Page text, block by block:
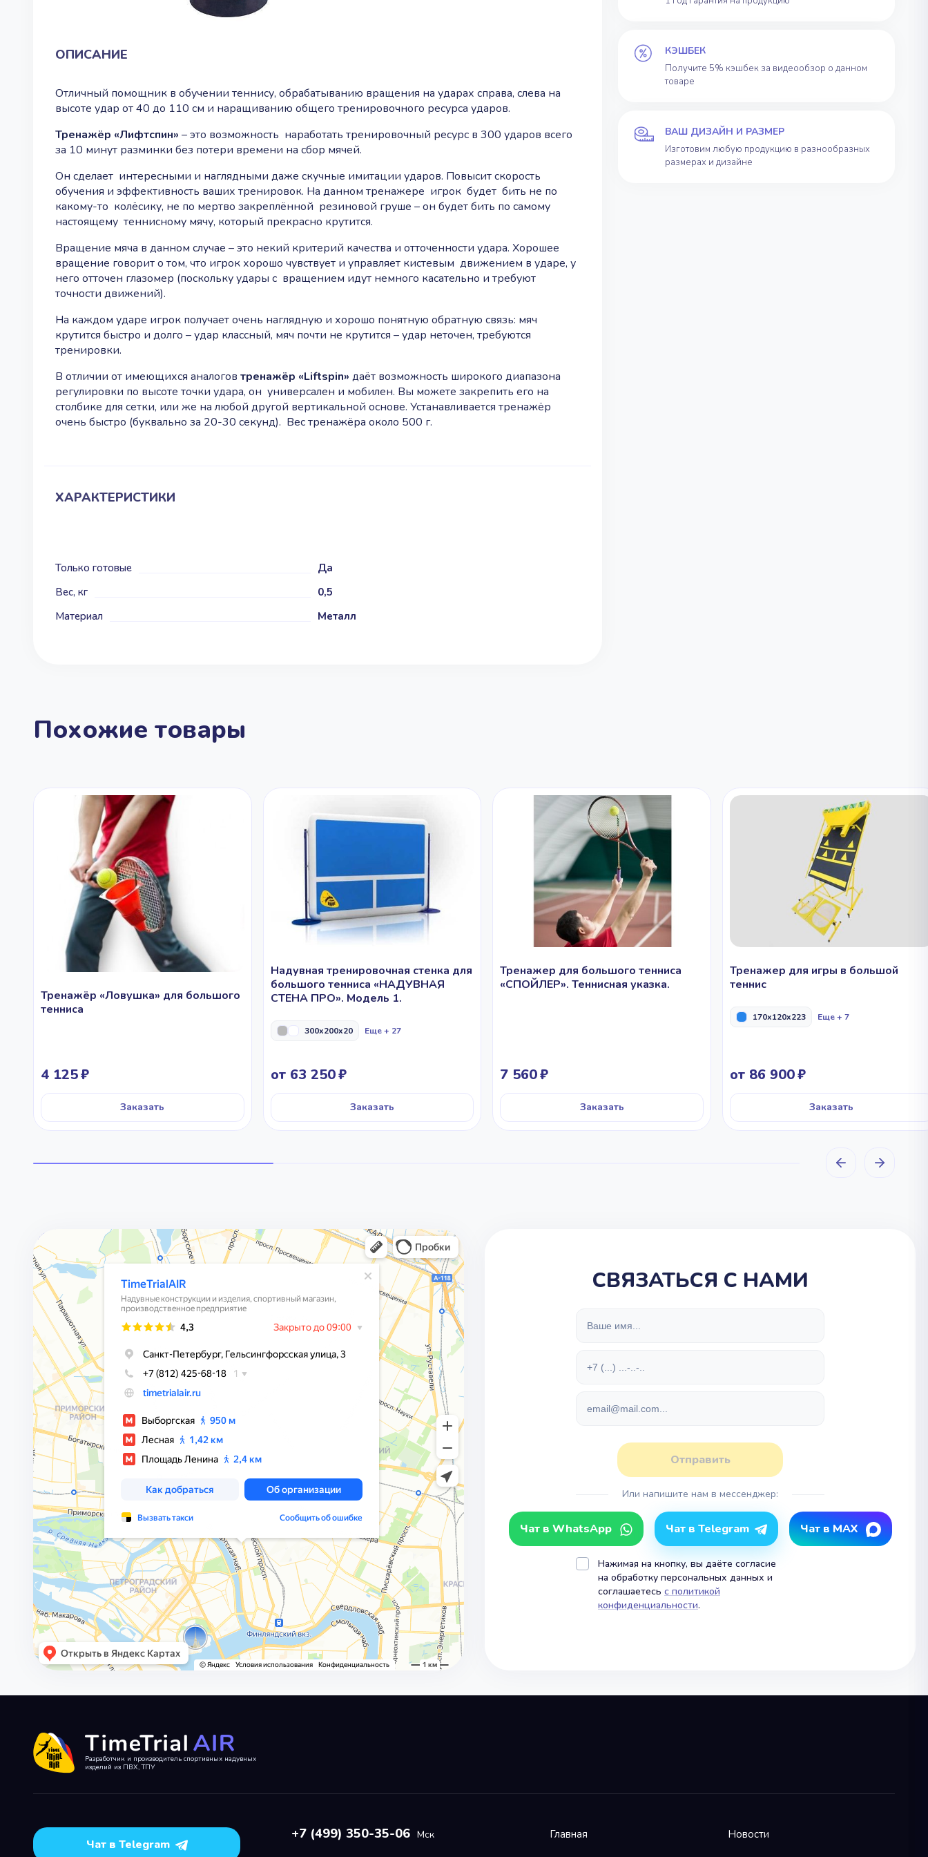
КЭШБЕК
Получите 5% кэшбек за видеообзор о данном
товаре
ВАШ ДИЗАЙН И РАЗМЕР
Изготовим любую продукцию в разнообразных
размерах и дизайне
ОПИСАНИЕ
Отличный помощник в обучении теннису, обрабатыванию вращения на ударах справа, слева на
высоте удар от 40 до 110 см и наращиванию общего тренировочного ресурса ударов.
Тренажёр «Лифтспин» – это возможность наработать тренировочный ресурс в 300 ударов всего
за 10 минут разминки без потери времени на сбор мячей.
Он сделает интересными и наглядными даже скучные имитации ударов. Повысит скорость
обучения и эффективность ваших тренировок. На данном тренажере игрок будет бить не по
какому-то колёсику, не по мертво закреплённой резиновой груше – он будет бить по самому
настоящему теннисному мячу, который прекрасно крутится.
Вращение мяча в данном случае – это некий критерий качества и отточенности удара. Хорошее
вращение говорит о том, что игрок хорошо чувствует и управляет кистевым движением в ударе, у
него отточен глазомер (поскольку удары с вращением идут немного касательно и требуют
точности движений).
На каждом ударе игрок получает очень наглядную и хорошо понятную обратную связь: мяч
крутится быстро и долго – удар классный, мяч почти не крутится – удар неточен, требуются
тренировки.
В отличии от имеющихся аналогов тренажёр «Liftspin» даёт возможность широкого диапазона
регулировки по высоте точки удара, он универсален и мобилен. Вы можете закрепить его на
столбике для сетки, или же на любой другой вертикальной основе. Устанавливается тренажёр
очень быстро (буквально за 20-30 секунд). Вес тренажёра около 500 г.
ХАРАКТЕРИСТИКИ
Только готовые
Да
Вес, кг
0,5
Материал
Металл
Похожие товары
Тренажёр «Ловушка» для большого
тенниса
4 125
Заказать
Надувная тренировочная стенка для
большого тенниса «НАДУВНАЯ
СТЕНА ПРО». Модель 1.
300x200x20 Еще + 27
от 63 250
Заказать
Тренажер для большого тенниса
«СПОЙЛЕР». Теннисная указка.
7 560
Заказать
Тренажер для игры в большой
теннис
170x120x223 Еще + 7
от 86 900
Заказать
СВЯЗАТЬСЯ С НАМИ
Отправить
Или напишите нам в мессенджер:
Чат в WhatsApp Чат в Telegram Чат в MAX
Нажимая на кнопку, вы даёте согласие
на обработку персональных данных и
соглашаетесь с политикой
конфиденциальности.
Разработчик и производитель спортивных надувных
изделий из ПВХ, ТПУ
Чат в Telegram
+7 (499) 350-35-06 Мск Главная Новости